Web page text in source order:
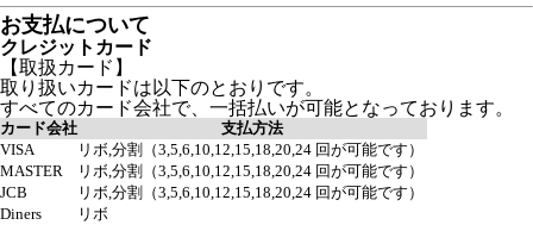
お支払について
クレジットカード
【取扱カード】
取り扱いカードは以下のとおりです。
すべてのカード会社で、一括払いが可能となっております。
カード会社
支払方法
VISA
リボ,分割（3,5,6,10,12,15,18,20,24 回が可能です）
MASTER
リボ,分割（3,5,6,10,12,15,18,20,24 回が可能です）
JCB
リボ,分割（3,5,6,10,12,15,18,20,24 回が可能です）
Diners
リボ